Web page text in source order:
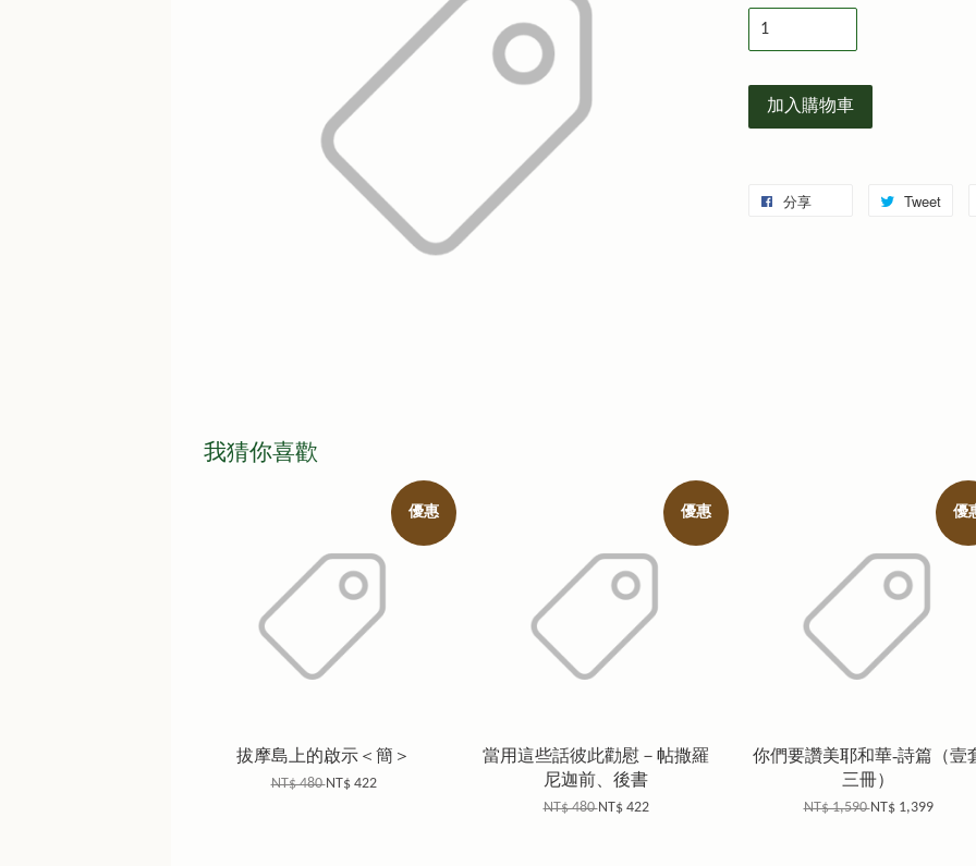
加入購物車
分享 Tweet
我猜你喜歡
優惠
拔摩島上的啟示＜簡＞
NT$ 480NT$ 422
優惠
當用這些話彼此勸慰－帖撒羅
尼迦前、後書
NT$ 480NT$ 422
優
你們要讚美耶和華-詩篇（壹
三冊）
NT$ 1,590NT$ 1,399